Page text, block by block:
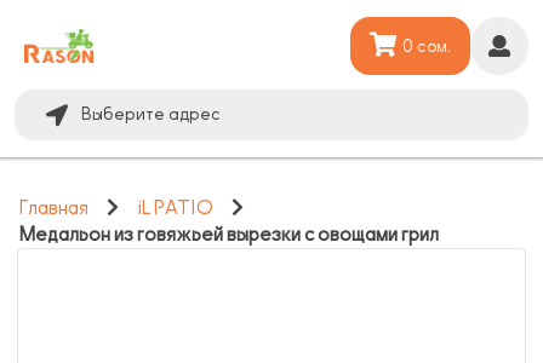
Выберите адрес
0 сом.
Главная
iL PATIO
Медальон из говяжьей вырезки с овощами грил